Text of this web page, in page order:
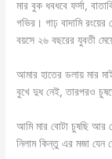
মার বুক ধবধবে ফর্সা,
গভির। গাঢ় বাদামি
বয়সে ২৬ বছরের যুবতী
আমার হাতের ডলায় মার
বুখে দুধ নেই, তারপরও
আমি মার বোটা চুষছি আর
নিলাম কিন্তু এর মজা যেন